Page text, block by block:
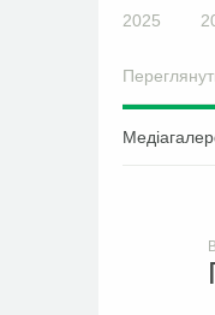
2025